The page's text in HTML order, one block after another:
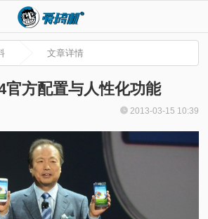
文章详情
官方配置与人性化功能
2013-03-15 10:39